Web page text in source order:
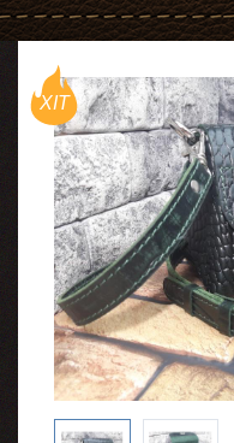
ХІТ